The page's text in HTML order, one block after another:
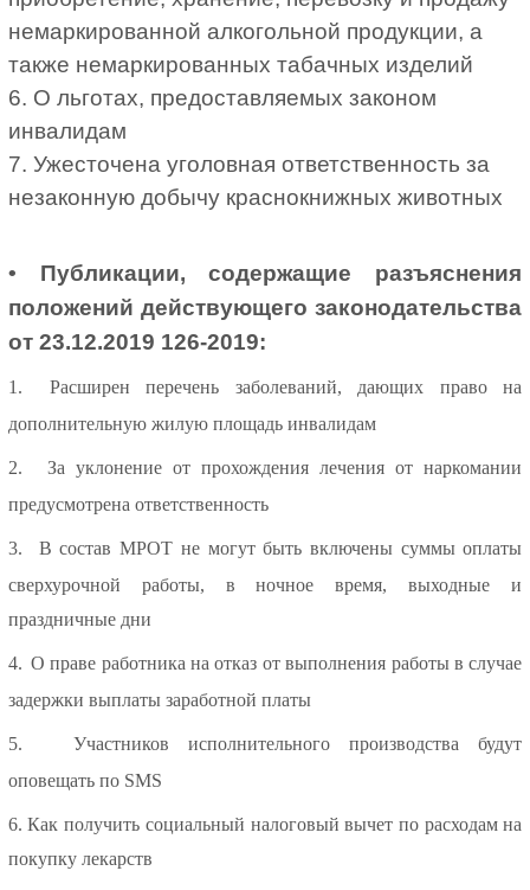
немаркированной алкогольной продукции, а
также немаркированных табачных изделий
6. О льготах, предоставляемых законом
инвалидам
7. Ужесточена уголовная ответственность за
незаконную добычу краснокнижных животных
• Публикации, содержащие разъяснения
положений действующего законодательства
от 23.12.2019 126-2019:
1.
Расширен перечень заболеваний, дающих право на
дополнительную жилую площадь инвалидам
2.
За уклонение от прохождения лечения от наркомании
предусмотрена ответственность
3.
В состав МРОТ не могут быть включены суммы оплаты
сверхурочной работы, в ночное время, выходные и
праздничные дни
4. О праве работника на отказ от выполнения работы в случае
задержки выплаты заработной платы
5.
Участников исполнительного производства будут
оповещать по SMS
6. Как получить социальный налоговый вычет по расходам на
покупку лекарств